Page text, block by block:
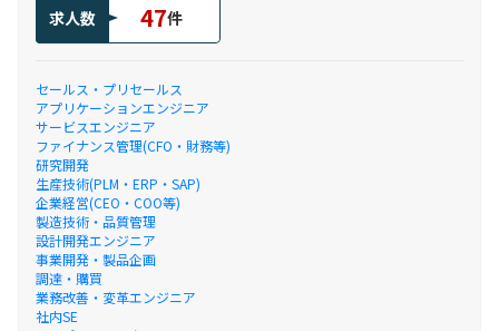
求人数 47件
セールス・プリセールス
アプリケーションエンジニア
サービスエンジニア
ファイナンス管理(CFO・財務等)
研究開発
生産技術(PLM・ERP・SAP)
企業経営(CEO・COO等)
製造技術・品質管理
設計開発エンジニア
事業開発・製品企画
調達・購買
業務改善・変革エンジニア
社内SE